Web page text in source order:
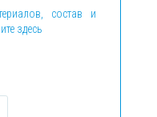
состав и
здесь